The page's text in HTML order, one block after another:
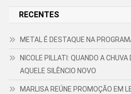
RECENTES
METAL É DESTAQUE NA
NICOLE PILLATI: QUANDO A
AQUELE SILÊNCIO NOVO
MARLISA REÚNE PROMOÇÃO EM